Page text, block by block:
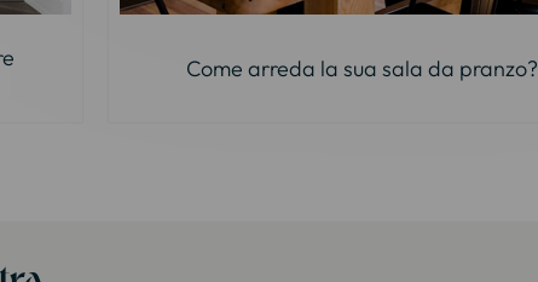
Come arreda la sua sala da pranzo?